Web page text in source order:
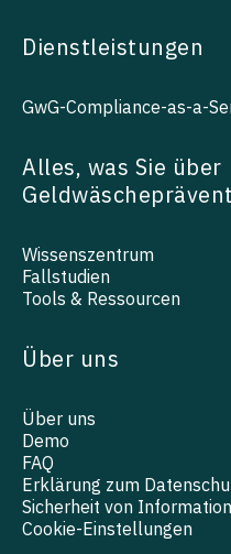
Dienstleistungen
GwG-Compliance-as-a-
Alles, was Sie über
Wissenszentrum
Fallstudien
Tools & Ressourcen
Über uns
Über uns
Demo
FAQ
Erklärung zum
Sicherheit von
Cookie-Einstellungen